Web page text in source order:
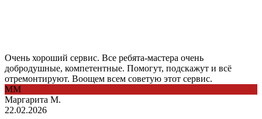
Очень хороший сервис. Все ребята-мастера очень
добродушные, компетентные. Помогут, подскажут и всё
отремонтируют. Воощем всем советую этот сервис.
ММ
Маргарита М.
22.02.2026